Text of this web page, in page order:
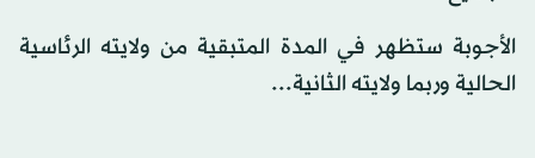
الأجوبة ستظهر في المدة المتبقية من ولايته الرئاسية
الحالية وربما ولايته الثانية...